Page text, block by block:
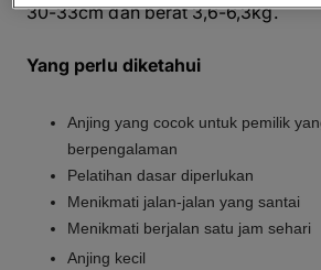
30-33cm dan berat 3,6-6,3kg.
Yang perlu diketahui
Anjing yang cocok untuk pemilik
berpengalaman
Pelatihan dasar diperlukan
Menikmati jalan-jalan yang santai
Menikmati berjalan satu jam sehari
Anjing kecil